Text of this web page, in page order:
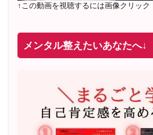
↑この動画を視聴するには画像クリック
メンタル整えたいあなたへ↓